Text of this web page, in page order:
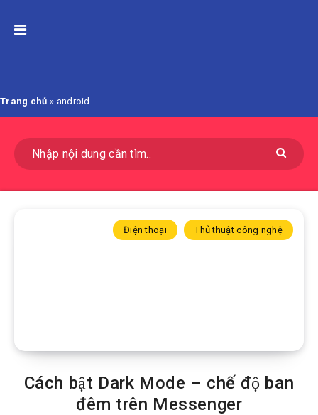
Trang chủ » android
Điện thoại Thủ thuật công nghệ
Cách bật Dark Mode – chế độ ban
đêm trên Messenger